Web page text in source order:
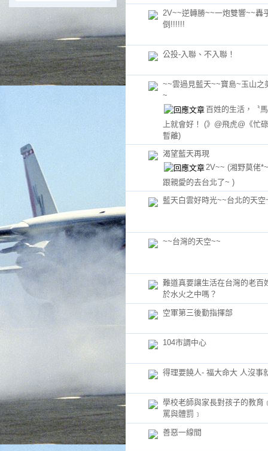
2V~~逆轉勝~~一炮雙響~~轟
倒!!!!!!
公投-入聯、不入聯！
~~雲過見藍天~~寶島~玉山之
~
百姓的生活，〝
上就會好！ (》@飛虎@《忙
暫離)
渴望藍天再現
2V~~ (湘野莫佬
跟親愛的去台北了~ )
藍天白雲好時光~~台北的天空
~~台灣的天空~~
難道真要讓生活在台灣的老百
於水火之中嗎？
空軍第三後勤指揮部
104市調中心
得理要饒人- 福大命大 人沒事
學校老師與家長對孩子的教育
罵與體罰﹞
善惡一線間